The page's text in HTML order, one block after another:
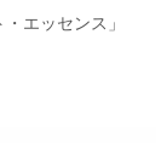
エッセンス」